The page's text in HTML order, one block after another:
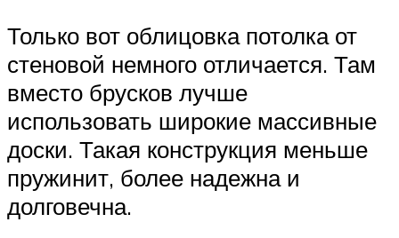
Только вот облицовка потолка от
стеновой немного отличается. Там
вместо брусков лучше
использовать широкие массивные
доски. Такая конструкция меньше
пружинит, более надежна и
долговечна.